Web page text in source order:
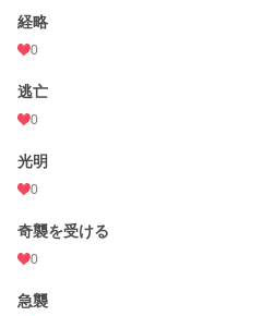
更新日時
初回公開日時
初回完結日時
月間ポイント
経略
0
逃亡
0
光明
0
奇襲を受ける
0
急襲